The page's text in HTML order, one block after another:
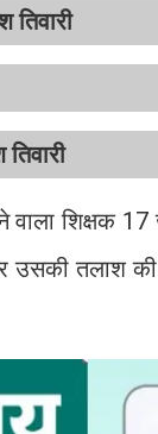
शिक्षक
उसकी तलाश